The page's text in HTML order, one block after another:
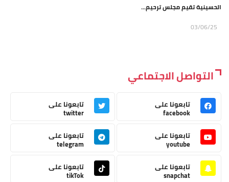
الحسينية تقيم مجلس ترحيم...
03/06/25
التواصل الاجتماعي
تابعونا على
facebook
تابعونا على
twitter
تابعونا على
youtube
تابعونا على
telegram
تابعونا على
snapchat
تابعونا على
tikTok